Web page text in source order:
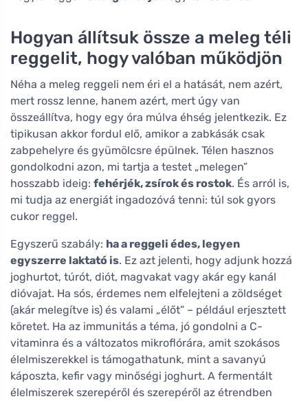
Hogyan állítsuk össze a meleg téli
reggelit, hogy valóban működjön
Néha a meleg reggeli nem éri el a hatását, nem azért,
mert rossz lenne, hanem azért, mert úgy van
összeállítva, hogy egy óra múlva éhség jelentkezik. Ez
tipikusan akkor fordul elő, amikor a zabkásák csak
zabpehelyre és gyümölcsre épülnek. Télen hasznos
gondolkodni azon, mi tartja a testet „melegen”
hosszabb ideig: fehérjék, zsírok és rostok. És arról is,
mi tudja az energiát ingadozóvá tenni: túl sok gyors
cukor reggel.
Egyszerű szabály: ha a reggeli édes, legyen
egyszerre laktató is. Ez azt jelenti, hogy adjunk hozzá
joghurtot, túrót, diót, magvakat vagy akár egy kanál
dióvajat. Ha sós, érdemes nem elfelejteni a zöldséget
(akár melegítve is) és valami „élőt” – például erjesztett
köretet. Ha az immunitás a téma, jó gondolni a C-
vitaminra és a változatos mikroflórára, amit szokásos
élelmiszerekkel is támogathatunk, mint a savanyú
káposzta, kefir vagy minőségi joghurt. A fermentált
élelmiszerek szerepéről és szerepéről az étrendben